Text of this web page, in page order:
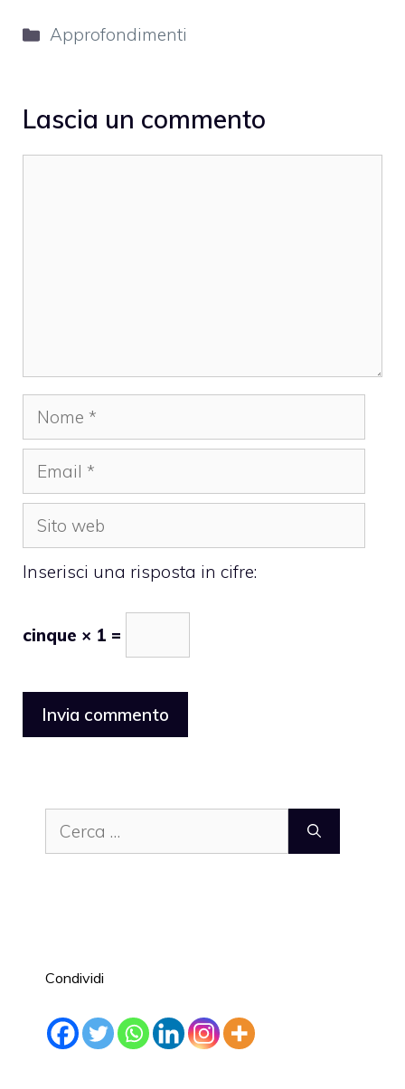
Categorie
Approfondimenti
Lascia un commento
Nome
Email
Sito
web
Inserisci una risposta in cifre:
cinque × 1 =
Ricerca
per:
Condividi